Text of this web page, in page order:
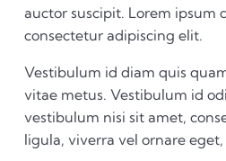
auctor suscipit. Lorem ipsum
consectetur adipiscing elit.
Vestibulum id diam quis
vitae metus. Vestibulum id
vestibulum nisi sit amet,
ligula, viverra vel ornare